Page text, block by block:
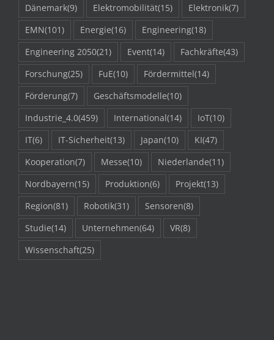
Dänemark(9) Elektromobilität(15) Elektronik(7)
EMN(101) Energie(16) Engineering(18)
Engineering 2050(21) Event(14) Fachkräfte(43)
Forschung(25) FuE(10) Fördermittel(14)
Förderung(7) Geschäftsmodelle(10)
Industrie_4.0(459) International(14) IoT(10)
IT(6) IT-Sicherheit(13) Japan(10) KI(47)
Kooperation(7) Messe(10) Niederlande(11)
Nordbayern(15) Produktion(6) Projekt(13)
Region(81) Robotik(31) Sensoren(8)
Studie(14) Unternehmen(64) VR(8)
Wissenschaft(25)